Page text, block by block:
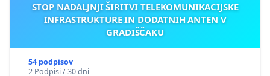
STOP NADALJNJI ŠIRITVI TELEKOMUNIKACIJSKE
INFRASTRUKTURE IN DODATNIH ANTEN V
GRADIŠČAKU
54 podpisov
2 Podpisi / 30 dni